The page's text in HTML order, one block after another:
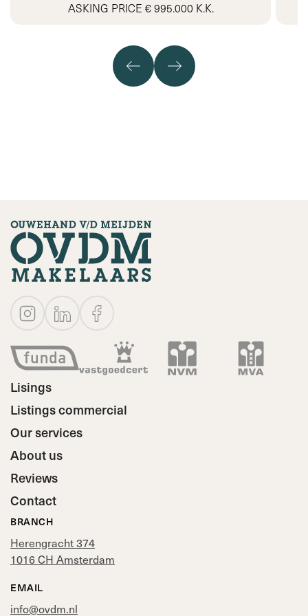
ASKING PRICE € 995.000 K.K.
Lisings
Listings commercial
Our services
About us
Reviews
Contact
BRANCH
Herengracht 374
1016 CH Amsterdam
EMAIL
info@ovdm.nl